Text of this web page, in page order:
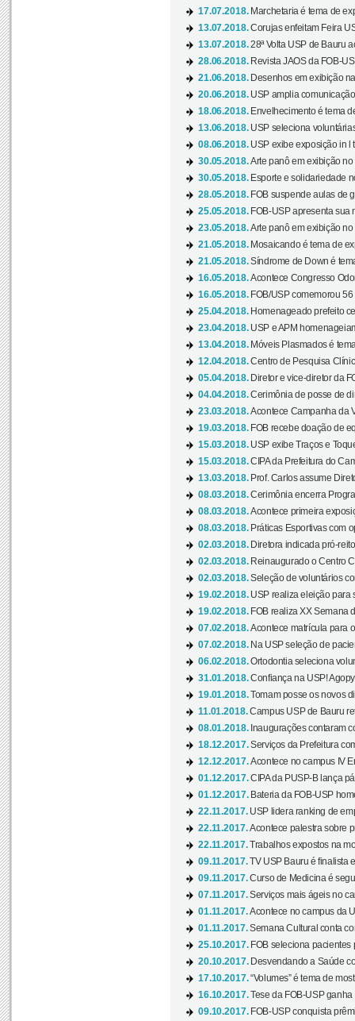
17.07.2018. Marchetaria é tema de
13.07.2018.Corujas enfeitam Feira
13.07.2018.28ª Volta USP de Bauru
28.06.2018. Revista JAOS da FOB-
21.06.2018. Desenhos em exibição
20.06.2018. USP amplia
18.06.2018. Envelhecimento é tema
13.06.2018. USP seleciona
08.06.2018. USP exibe exposição in l
30.05.2018.Arte panô em exibição no
30.05.2018. Esporte e solidariedade
28.05.2018. FOB suspende aulas de
25.05.2018. FOB-USP apresenta sua
23.05.2018.Arte panô em exibição no
21.05.2018. Mosaicando é tema de
21.05.2018.Síndrome de Down é
16.05.2018.Acontece Congresso
16.05.2018. FOB/USP comemorou
25.04.2018. Homenageado prefeito
23.04.2018. USP e APM
13.04.2018. Móveis Plasmados é
12.04.2018.Centro de Pesquisa
05.04.2018. Diretor e vice-diretor da
04.04.2018.Cerimônia de posse de
23.03.2018.Acontece Campanha da
19.03.2018. FOB recebe doação de
15.03.2018. USP exibe Traços e
15.03.2018.CIPA da Prefeitura do
13.03.2018. Prof. Carlos assume
08.03.2018.Cerimônia encerra
08.03.2018.Acontece primeira
08.03.2018. Práticas Esportivas com
02.03.2018. Diretora indicada pró-
02.03.2018. Reinaugurado o Centro
02.03.2018.Seleção de voluntários
19.02.2018. USP realiza eleição para
19.02.2018. FOB realiza XX Semana
07.02.2018.Acontece matrícula para
07.02.2018. Na USP seleção de
06.02.2018.Ortodontia seleciona
31.01.2018.Confiança na USP!
19.01.2018.Tomam posse os novos
11.01.2018.Campus USP de Bauru
08.01.2018. Inaugurações contaram
18.12.2017.Serviços da Prefeitura
12.12.2017.Acontece no campus IV
01.12.2017.CIPA da PUSP-B lança
01.12.2017. Bateria da FOB-USP
22.11.2017. USP lidera ranking de
22.11.2017.Acontece palestra sobre
22.11.2017.Trabalhos expostos na
09.11.2017.TV USP Bauru é finalista
09.11.2017.Curso de Medicina é
07.11.2017.Serviços mais ágeis no
01.11.2017.Acontece no campus da
01.11.2017.Semana Cultural conta
25.10.2017. FOB seleciona pacientes
20.10.2017. Desvendando a Saúde
17.10.2017.“Volumes” é tema de
16.10.2017.Tese da FOB-USP
09.10.2017. FOB-USP conquista